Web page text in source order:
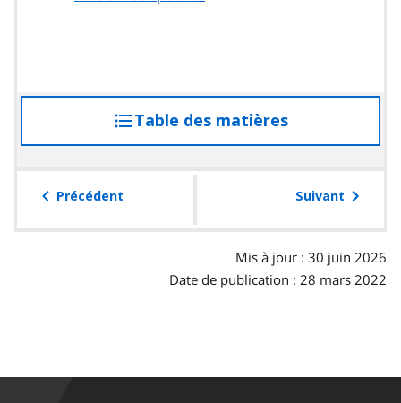
Table des matières
à
table
Précédent Suivant
Mis à jour : 30 juin 2026
Date de publication : 28 mars 2022